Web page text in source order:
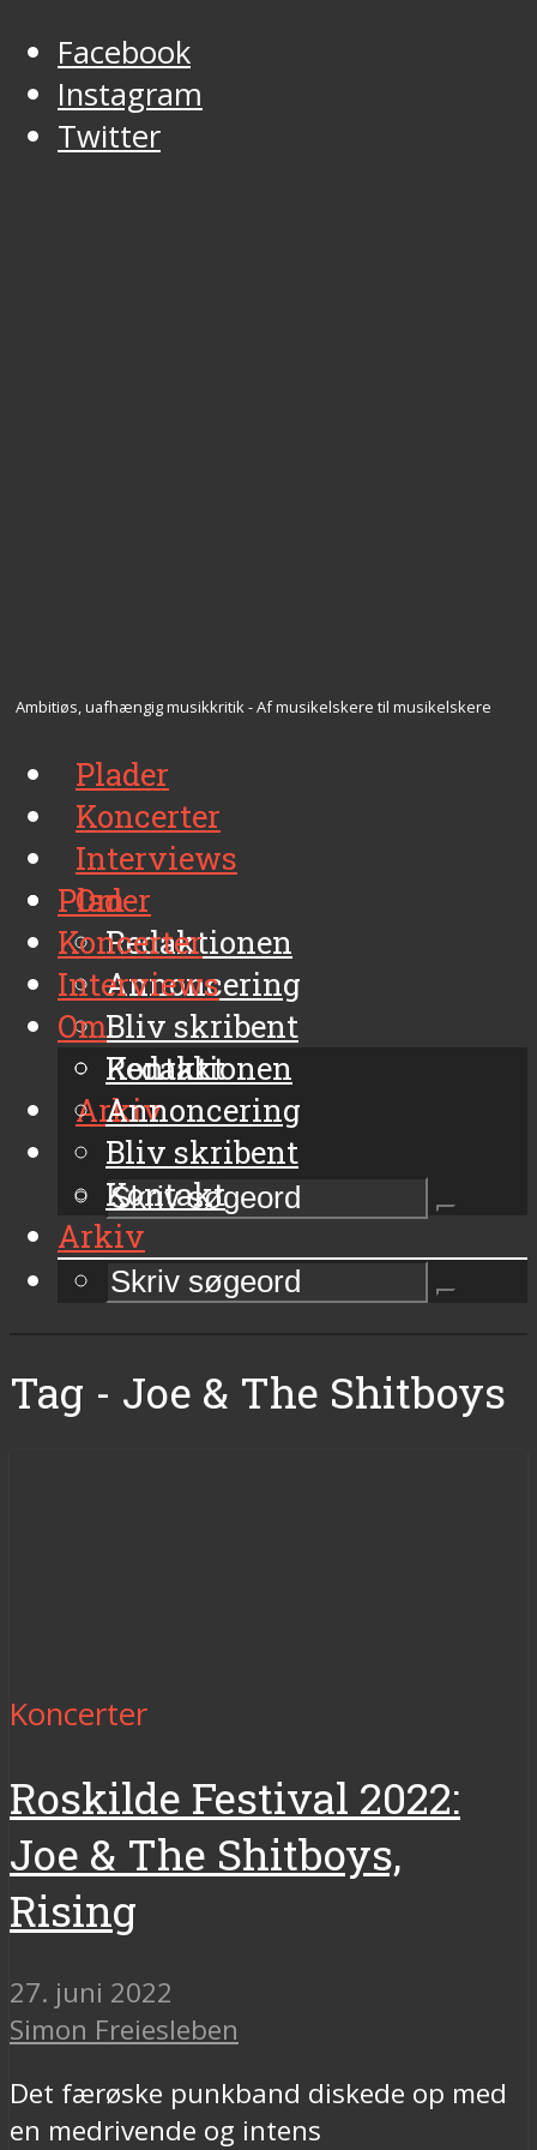
Facebook
Instagram
Twitter
Ambitiøs, uafhængig musikkritik - Af musikelskere til musikelskere
Plader
Koncerter
Interviews
Om
Redaktionen
Annoncering
Bliv skribent
Kontakt
Arkiv
Plader
Koncerter
Interviews
Om
Redaktionen
Annoncering
Bliv skribent
Kontakt
Arkiv
Tag - Joe & The Shitboys
Koncerter
Roskilde Festival 2022:
Joe & The Shitboys,
Rising
27. juni 2022
Simon Freiesleben
Det færøske punkband diskede op med
en medrivende og intens